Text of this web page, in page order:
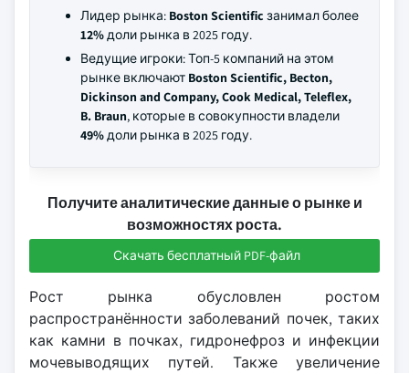
Лидер рынка: Boston Scientific занимал более
12%доли рынка в 2025 году.
Ведущие игроки: Топ-5 компаний на этом
рынке включают Boston Scientific, Becton,
Dickinson and Company, Cook Medical, Teleflex,
B. Braun, которые в совокупности владели
49%доли рынка в 2025 году.
Получите аналитические данные о рынке и
возможностях роста.
Скачать бесплатный PDF-файл
Рост рынка обусловлен ростом
распространённости заболеваний почек, таких
как камни в почках, гидронефроз и инфекции
мочевыводящих путей. Также увеличение